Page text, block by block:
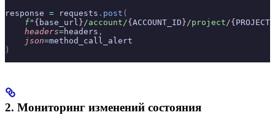
response = requests . post (
    f
" { base_url } /account/{ACCOUNT_ID} /project/{
    headers
=headers ,
    json
=method_call_alert
)
2. Мониторинг изменений состояния